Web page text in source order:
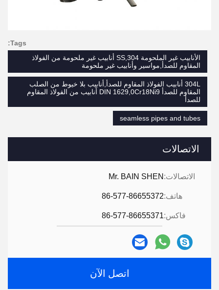
الاتصالات
الاتصالات: Mr. BAIN SHEN
هاتف:86-577-86655372
فاكس:86-577-86655371
اتصل الآن
Tags:
الأنابيب غير الملحومة SS,304 أنابيب غير ملحومة من الفولاذ
المقاوم للصدأ,مواسير وأنابيب غير ملحومة
304L أنابيب الفولاذ المقاوم للصدأ,أنابيب بلا خيوط من الصلب
المقاوم للصدأ DIN 1629,0Cr18Ni9 أنابيب من الفولاذ المقاوم
للصدأ
seamless pipes and tubes